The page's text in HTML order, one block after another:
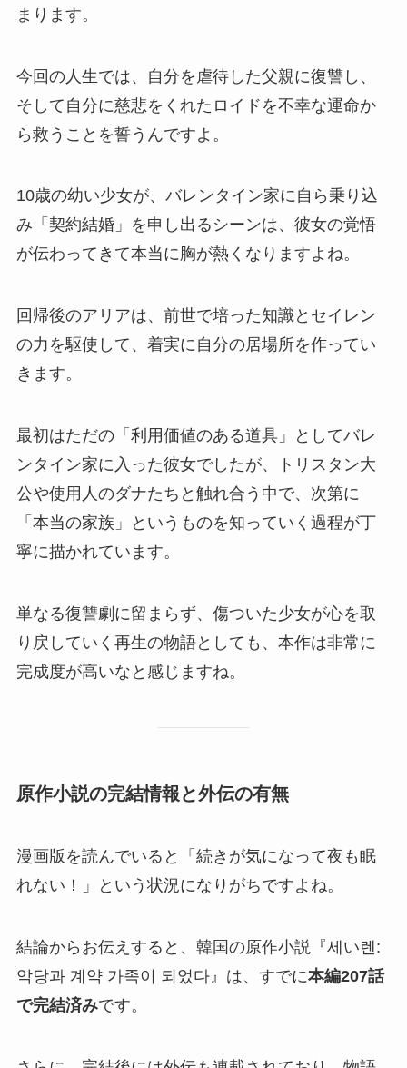
まります。
今回の人生では、自分を虐待した父親に復讐し、
そして自分に慈悲をくれたロイドを不幸な運命か
ら救うことを誓うんですよ。
10歳の幼い少女が、バレンタイン家に自ら乗り込
み「契約結婚」を申し出るシーンは、彼女の覚悟
が伝わってきて本当に胸が熱くなりますよね。
回帰後のアリアは、前世で培った知識とセイレン
の力を駆使して、着実に自分の居場所を作ってい
きます。
最初はただの「利用価値のある道具」としてバレ
ンタイン家に入った彼女でしたが、トリスタン大
公や使用人のダナたちと触れ合う中で、次第に
「本当の家族」というものを知っていく過程が丁
寧に描かれています。
単なる復讐劇に留まらず、傷ついた少女が心を取
り戻していく再生の物語としても、本作は非常に
完成度が高いなと感じますね。
原作小説の完結情報と外伝の有無
漫画版を読んでいると「続きが気になって夜も眠
れない！」という状況になりがちですよね。
結論からお伝えすると、韓国の原作小説『세い렌:
악당과 계약 가족이 되었다』は、すでに本編207話
で完結済みです。